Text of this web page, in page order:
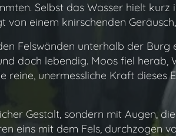
Selbst das Wasser hielt
von einem knirschenden
Felswänden unterhalb der Burg
doch lebendig. Moos fiel
reine, unermessliche Kraft
Gestalt, sondern mit Augen,
eins mit dem Fels, durchzogen